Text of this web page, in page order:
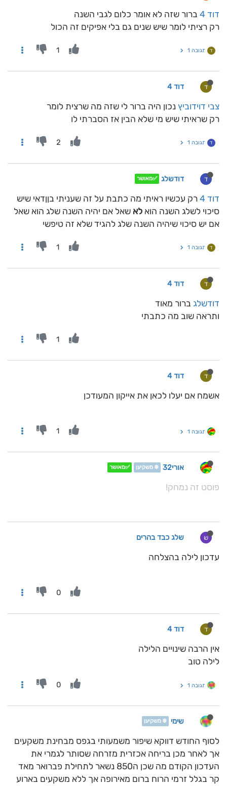
דוד 4
ברור שזה לא אומר כלום לגבי השנה
רק רציתי לומר שיש שנים גם בלי אפיקים זה הכול
ד תגובה 1 1
ד דוד 4
צבי דוידוביץ נכון היה ברור לי שזה מה שרצית לומר
רק שראיתי שיש מי שלא הבין אז הסברתי לו
ד תגובה 1 2
ד דודשלג ✅מאושר
דוד 4
רק עכשיו ראיתי מה כתבת על זה שעניתי בןןדאי שיש
סיכוי לשלג השנה הוא לא שאל אם יהיה השנה שלג הוא שאל
אם יש סיכוי שיהיה השנה שלג להגיד שלא זה טיפשי
ד תגובה 1 1
ד דוד 4
דודשלג ברור מאוד
ותראה שוב מה כתבתי
1
ד דוד 4
אשמח אם יעלו לכאן את אייקון המעודכן
תגובה 1 1
אורי32 ❄️ משקיען ✅מאושר
פוסט זה נמחק!
ש שלג כבד בהרים
עדכון לילה בהצלחה
0
ד דוד 4
אין הרבה שינויים הלילה
לילה טוב
תגובה 1 0
שימי ❄️ משקיען
לסוף החודש דווקא שיפור משמעותי בגפס מבחינת משקעים
אך לאחר מכן בריחה אכזרית מזרחה שסותר לגמרי את
העדכון הקודם מה שכן ה850 נשאר לתחילת פברואר מאד
קר בגלל זרמי הרוח ברום מאירופה אך ללא משקעים בארוע